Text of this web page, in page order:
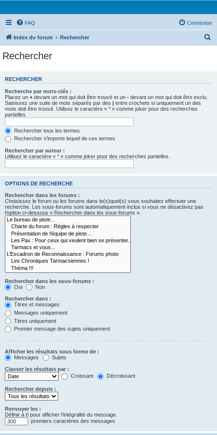
FAQ Connexion
Index du forum Rechercher
e
Rechercher
RECHERCHER
Recherche par mots-clés :
Placez un + devant un mot qui doit être trouvé et un - devant un mot qui doit être exclu.
Saisissez une suite de mots séparés par des | entre crochets si uniquement un des
mots doit être trouvé. Utilisez le caractère « * » comme joker pour des recherches
partielles.
Rechercher tous les termes
Rechercher n’importe lequel de ces termes
Rechercher par auteur :
Utilisez le caractère « * » comme joker pour des recherches partielles.
OPTIONS DE RECHERCHE
Rechercher dans les forums :
Choisissez le forum ou les forums dans le(s)quel(s) vous souhaitez effectuer une
recherche. Les sous-forums sont automatiquement inclus si vous ne désactivez pas
l’option ci-dessous « Rechercher dans les sous-forums ».
Rechercher dans les sous-forums :
Oui
Non
Rechercher dans :
Titres et messages
Messages uniquement
Titres uniquement
Premier message des sujets uniquement
Afficher les résultats sous forme de :
Messages
Sujets
Classer les résultats par :
Croissant
Décroissant
Rechercher depuis :
Renvoyer les :
Définir à 0 pour afficher l’intégralité du message.
premiers caractères des messages